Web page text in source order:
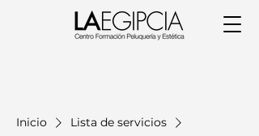
Inicio
Lista de servicios